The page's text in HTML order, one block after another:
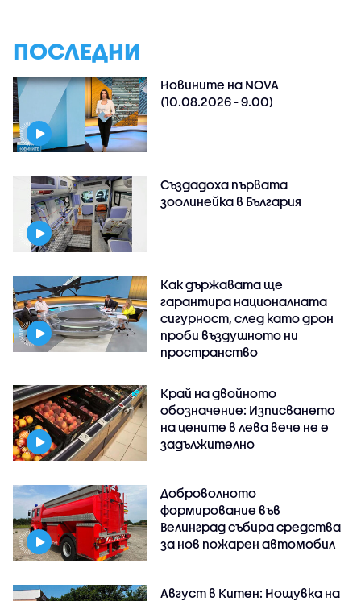
ПОСЛЕДНИ
Новините на NOVA
(10.08.2026 - 9.00)
Създадоха първата
зоолинейка в България
Как държавата ще
гарантира националната
сигурност, след като дрон
проби въздушното ни
пространство
Край на двойното
обозначение: Изписването
на цените в лева вече не е
задължително
Доброволното
формирование във
Велинград събира средства
за нов пожарен автомобил
Август в Китен: Нощувка на